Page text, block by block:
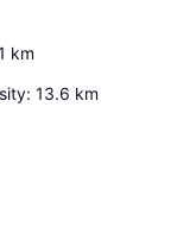
km
: 13.6 km